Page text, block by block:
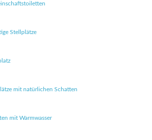
Stellplätze
mit natürlichen Schatten
mit Warmwasser